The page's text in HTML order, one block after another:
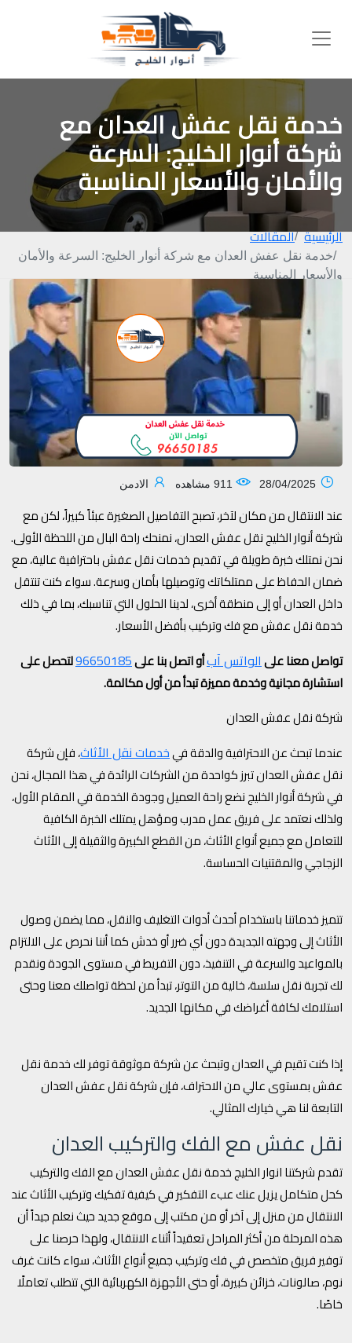
خدمة نقل عفش العدان مع
شركة أنوار الخليج: السرعة
والأمان والأسعار المناسبة
الرئيسية المقالات
خدمة نقل عفش العدان مع شركة أنوار الخليج: السرعة والأمان
والأسعار المناسبة
الادمن
عند الانتقال من مكان لآخر، تصبح التفاصيل الصغيرة عبئاً كبيراً، لكن مع
شركة أنوار الخليج نقل عفش العدان، نمنحك راحة البال من اللحظة الأولى.
نحن نمتلك خبرة طويلة في تقديم خدمات نقل عفش باحترافية عالية، مع
ضمان الحفاظ على ممتلكاتك وتوصيلها بأمان وسرعة. سواء كنت تنتقل
داخل العدان أو إلى منطقة أخرى، لدينا الحلول التي تناسبك، بما في ذلك
خدمة نقل عفش مع فك وتركيب بأفضل الأسعار.
تواصل معنا علىالواتس آبأو اتصل بنا على96650185لتحصل على
استشارة مجانية وخدمة مميزة تبدأ من أول مكالمة.
شركة نقل عفش العدان
عندما تبحث عن الاحترافية والدقة فيخدمات نقل الأثاث، فإن شركة
نقل عفش العدان تبرز كواحدة من الشركات الرائدة في هذا المجال، نحن
في شركة أنوار الخليج نضع راحة العميل وجودة الخدمة في المقام الأول،
ولذلك نعتمد على فريق عمل مدرب ومؤهل يمتلك الخبرة الكافية
للتعامل مع جميع أنواع الأثاث، من القطع الكبيرة والثقيلة إلى الأثاث
الزجاجي والمقتنيات الحساسة.
تتميز خدماتنا باستخدام أحدث أدوات التغليف والنقل، مما يضمن وصول
الأثاث إلى وجهته الجديدة دون أي ضرر أو خدش كما أننا نحرص على الالتزام
بالمواعيد والسرعة في التنفيذ، دون التفريط في مستوى الجودة ونقدم
لك تجربة نقل سلسة، خالية من التوتر، تبدأ من لحظة تواصلك معنا وحتى
استلامك لكافة أغراضك في مكانها الجديد.
إذا كنت تقيم في العدان وتبحث عن شركة موثوقة توفر لك خدمة نقل
عفش بمستوى عالي من الاحتراف، فإن شركة نقل عفش العدان
التابعة لنا هي خيارك المثالي.
نقل عفش مع الفك والتركيب العدان
تقدم شركتنا انوار الخليج خدمة نقل عفش العدان مع الفك والتركيب
كحل متكامل يزيل عنك عبء التفكير في كيفية تفكيك وتركيب الأثاث عند
الانتقال من منزل إلى آخر أو من مكتب إلى موقع جديد حيث نعلم جيداً أن
هذه المرحلة من أكثر المراحل تعقيداً أثناء الانتقال، ولهذا حرصنا على
توفير فريق متخصص في فك وتركيب جميع أنواع الأثاث، سواء كانت غرف
نوم، صالونات، خزائن كبيرة، أو حتى الأجهزة الكهربائية التي تتطلب تعاملًا
خاصًا.